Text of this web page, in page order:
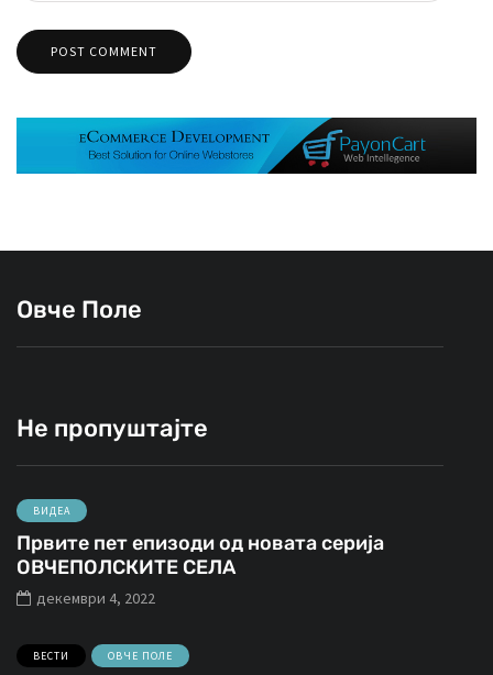
Овче Поле
Не пропуштајте
ВИДЕА
Првите пет епизоди од новата серија
ОВЧЕПОЛСКИТЕ СЕЛА
декември 4, 2022
ВЕСТИ ОВЧЕ ПОЛЕ